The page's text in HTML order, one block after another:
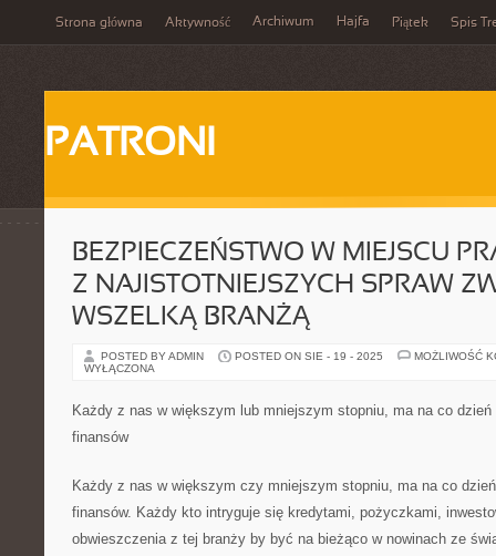
Strona główna Aktywność Archiwum Hajfa Piątek Spis
PATRONI
BEZPIECZEŃSTWO W MIEJSCU
Z NAJISTOTNIEJSZYCH SPRAW
WSZELKĄ BRANŻĄ
POSTED BY ADMIN POSTED ON SIE - 19 - 2025
MOŻLIWOŚĆ
WYŁĄCZONA
Każdy z nas w większym lub mniejszym stopniu, ma na co
finansów
Każdy z nas w większym czy mniejszym stopniu, ma na co
finansów. Każdy kto intryguje się kredytami, pożyczkami,
obwieszczenia z tej branży by być na bieżąco w nowinach ze